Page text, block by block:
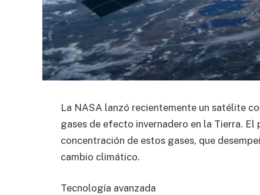
La NASA lanzó recientemente un satélite
gases de efecto invernadero en la Tierra.
concentración de estos gases, que
cambio climático.
Tecnología avanzada